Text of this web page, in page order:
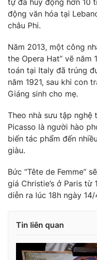
Ðiện thoại Thời báo VTV:
Email: toasoan@vtv.vn
® Cấm sao chép dưới mọi
thuận bằng văn bản. Ghi
thông tin từ website này.
động văn hóa tại
châu Phi.
Năm 2013, một công
the Opera Hat” vẽ năm
toán tại Italy đã trúng
năm 1921, sau khi con
Giáng sinh cho mẹ.
Theo nhà sưu tập nghệ
Picasso là người hào
biến tác phẩm đến
giàu.
Bức “Tête de Femme”
giá Christie’s ở Paris
diễn ra lúc 18h ngày
Tin liên quan